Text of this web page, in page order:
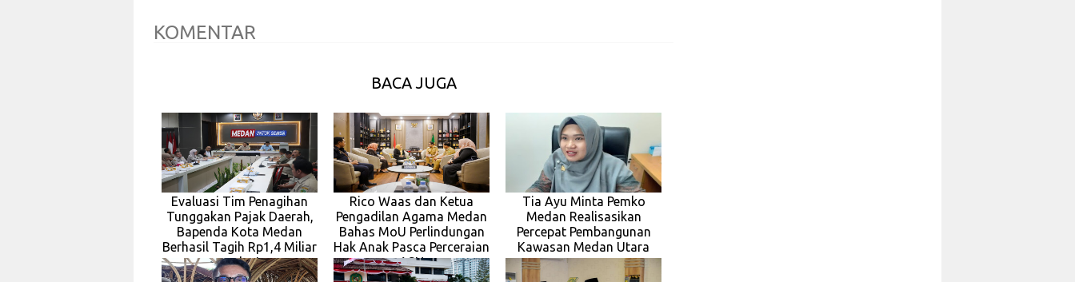
KOMENTAR
BACA JUGA
Evaluasi Tim Penagihan
Tunggakan Pajak Daerah,
Bapenda Kota Medan
Berhasil Tagih Rp1,4 Miliar
pada J
Rico Waas dan Ketua
Pengadilan Agama Medan
Bahas MoU Perlindungan
Hak Anak Pasca Perceraian
ASN
Tia Ayu Minta Pemko
Medan Realisasikan
Percepat Pembangunan
Kawasan Medan Utara